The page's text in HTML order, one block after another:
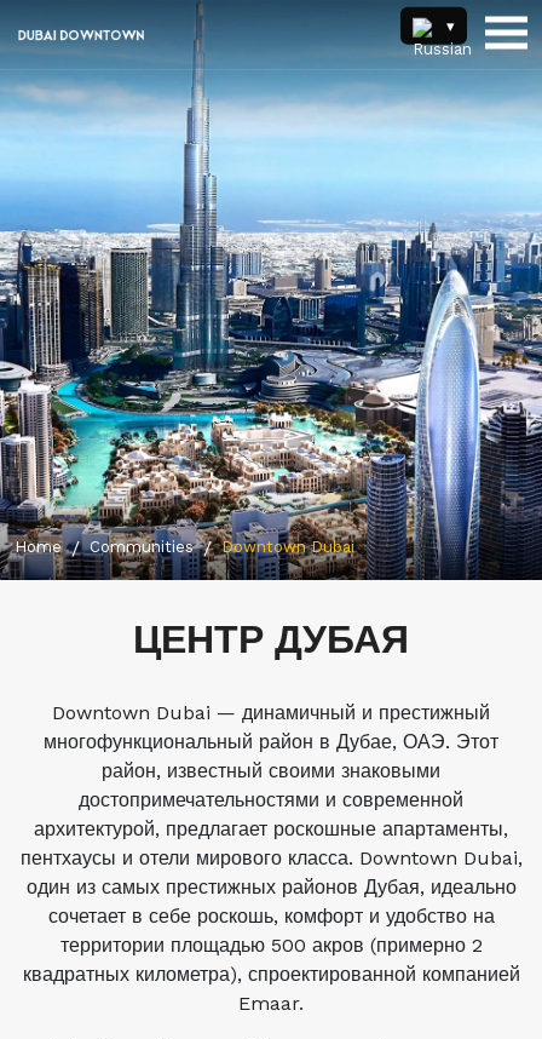
Home Communities Downtown Dubai
ЦЕНТР ДУБАЯ
Downtown Dubai — динамичный и престижный
многофункциональный район в Дубае, ОАЭ. Этот
район, известный своими знаковыми
достопримечательностями и современной
архитектурой, предлагает роскошные апартаменты,
пентхаусы и отели мирового класса. Downtown Dubai,
один из самых престижных районов Дубая, идеально
сочетает в себе роскошь, комфорт и удобство на
территории площадью 500 акров (примерно 2
квадратных километра), спроектированной компанией
Emaar.